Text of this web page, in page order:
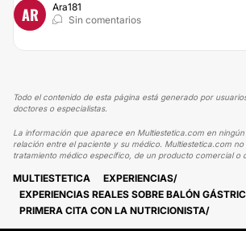
AR
Ara181
Sin comentarios
Todo el contenido de esta página está generado por
doctores o especialistas.
La información que aparece en Multiestetica.com en
relación entre el paciente y su médico. Multiestetica.com
tratamiento médico específico, de un producto comercial o
MULTIESTETICA
EXPERIENCIAS
EXPERIENCIAS REALES SOBRE BALÓN
PRIMERA CITA CON LA NUTRICIONISTA